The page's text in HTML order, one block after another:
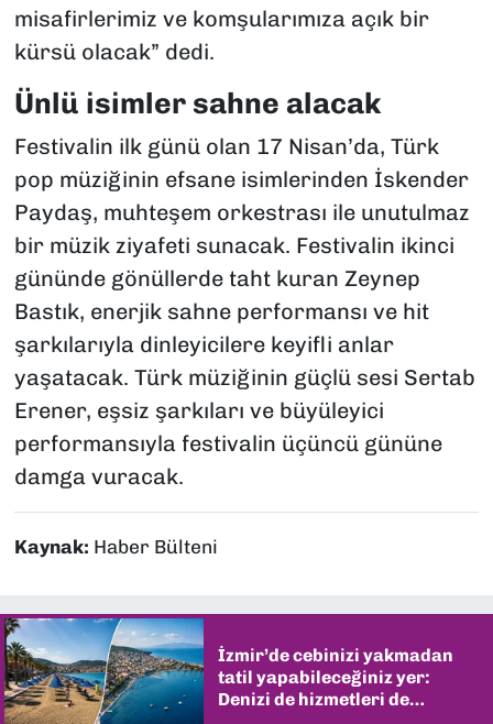
misafirlerimiz ve komşularımıza açık bir
kürsü olacak” dedi.
Ünlü isimler sahne alacak
Festivalin ilk günü olan 17 Nisan’da, Türk
pop müziğinin efsane isimlerinden İskender
Paydaş, muhteşem orkestrası ile unutulmaz
bir müzik ziyafeti sunacak. Festivalin ikinci
gününde gönüllerde taht kuran Zeynep
Bastık, enerjik sahne performansı ve hit
şarkılarıyla dinleyicilere keyifli anlar
yaşatacak. Türk müziğinin güçlü sesi Sertab
Erener, eşsiz şarkıları ve büyüleyici
performansıyla festivalin üçüncü gününe
damga vuracak.
Kaynak: Haber Bülteni
İzmir’de cebinizi yakmadan
tatil yapabileceğiniz yer:
Denizi de hizmetleri de